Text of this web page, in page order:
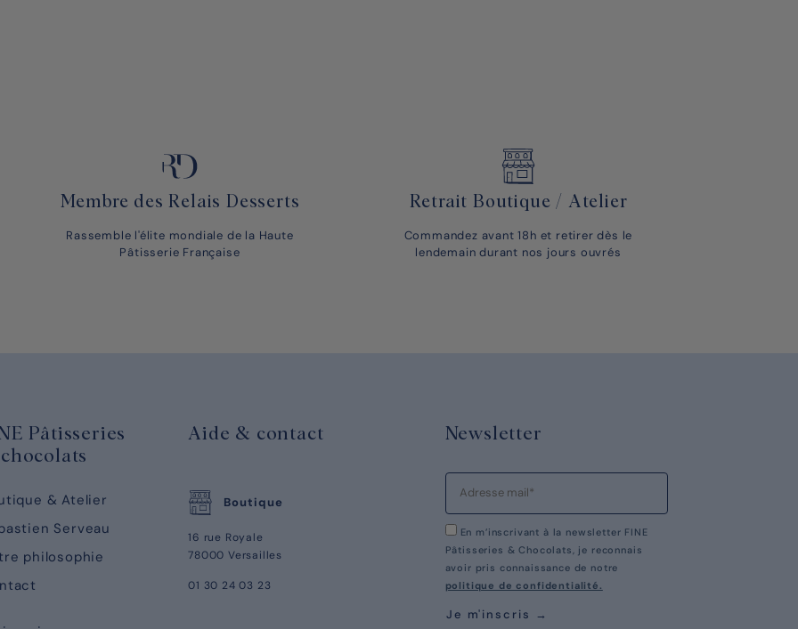
Membre des Relais Desserts
Rassemble l'élite mondiale de la Haute
Pâtisserie Française
Retrait Boutique / Atelier
Commandez avant 18h et retirer dès le
lendemain durant nos jours ouvrés
Pâtisseries
& Atelier
Serveau
philosophie
Aide & contact
Boutique
16 rue Royale
78000 Versailles
01 30 24 03 23
Newsletter
En m’inscrivant à la newsletter FINE
Pâtisseries & Chocolats, je reconnais
avoir pris connaissance de notre
politique de confidentialité.